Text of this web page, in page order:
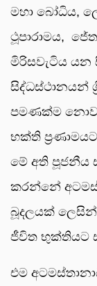
මහා බෝධිය,
ථූපාරාමය,
මිරිසවැටිය යන
සිද්ධස්ථානයන්
පමණක්ම නොව
භක්ති
මේ අති පූජනීය
කරන්නේ
බූදලයක්
ජීවිත භුක්තියට
එම